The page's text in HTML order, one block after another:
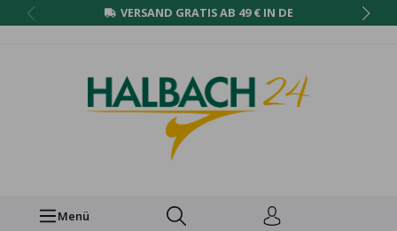
VERSAND GRATIS AB 49 € IN DE
Menü